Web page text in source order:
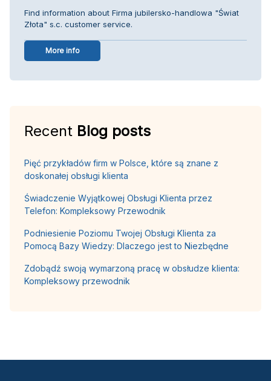
Find information about Firma jubilersko-handlowa "Świat
Złota" s.c. customer service.
More info
Recent Blog posts
Pięć przykładów firm w Polsce, które są znane z
doskonałej obsługi klienta
Świadczenie Wyjątkowej Obsługi Klienta przez
Telefon: Kompleksowy Przewodnik
Podniesienie Poziomu Twojej Obsługi Klienta za
Pomocą Bazy Wiedzy: Dlaczego jest to Niezbędne
Zdobądź swoją wymarzoną pracę w obsłudze klienta:
Kompleksowy przewodnik